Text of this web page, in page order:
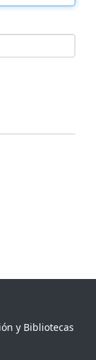
y Bibliotecas